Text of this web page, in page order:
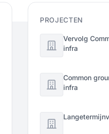
PROJECTEN
Vervolg
infra
Common
infra